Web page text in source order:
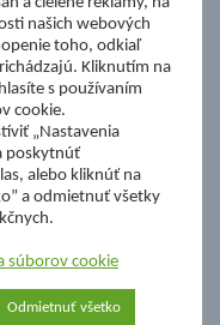
našich webových
toho, odkiaľ
Kliknutím na
s používaním
cookie.
„Nastavenia
poskytnúť
alebo kliknúť na
a odmietnuť všetky
súborov cookie
Odmietnuť všetko